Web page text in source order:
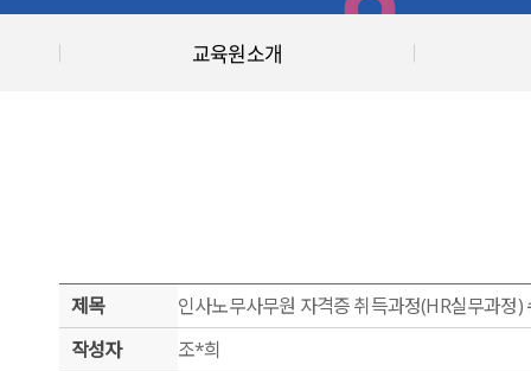
교육원소개
제목
인사노무사무원 자격증 취득과정(HR실무과정)
작성자
조*희